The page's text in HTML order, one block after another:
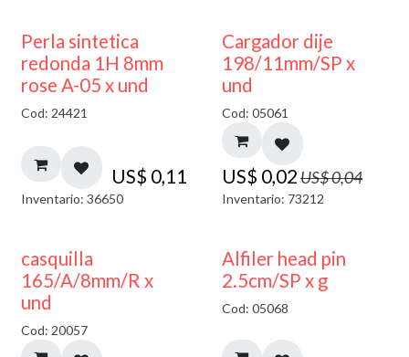
Perla sintetica
redonda 1H 8mm
rose A-05 x und
Cod: 24421
US$ 0,11
Inventario: 36650
50% DESCUENTO
Cargador dije
198/11mm/SP x
und
Cod: 05061
US$ 0,02US$0,04
Inventario: 73212
casquilla
165/A/8mm/R x
und
Cod: 20057
Alfiler head pin
2.5cm/SP x g
Cod: 05068